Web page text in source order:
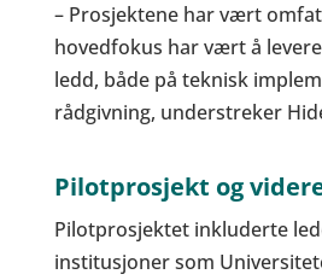
– Prosjektene har vært
hovedfokus har vært å
ledd, både på teknisk
rådgivning, understreker
Pilotprosjekt og
Pilotprosjektet inkluderte
institusjoner som